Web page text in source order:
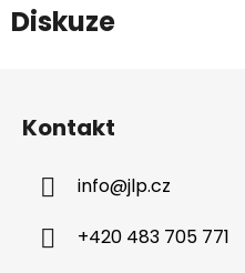
Diskuze
Kontakt
info@jlp.cz
+420 483 705 771